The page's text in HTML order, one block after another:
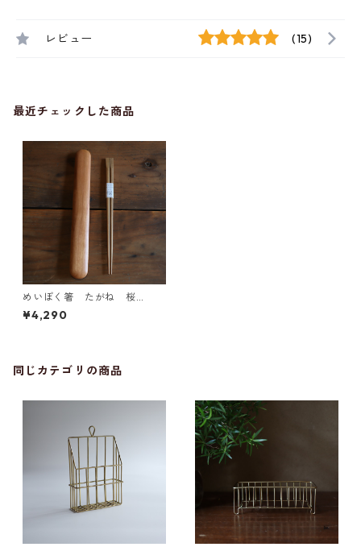
レビュー (15)
最近チェックした商品
めいぼく箸 たがね 桜
（大）と箸箱のセット
¥4,290
同じカテゴリの商品